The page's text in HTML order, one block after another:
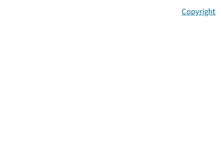
Copyright